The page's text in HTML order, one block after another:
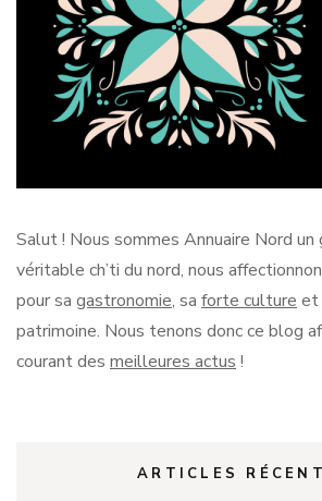
Salut ! Nous sommes Annuaire Nord un
véritable ch’ti du nord, nous
pour sa gastronomie, sa forte culture et
patrimoine. Nous tenons donc ce blog
courant des meilleures actus !
ARTICLES